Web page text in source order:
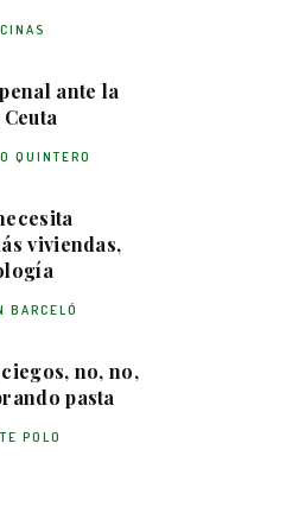
ante la
QUINTERO
viviendas,
BARCELÓ
no, no,
pasta
POLO